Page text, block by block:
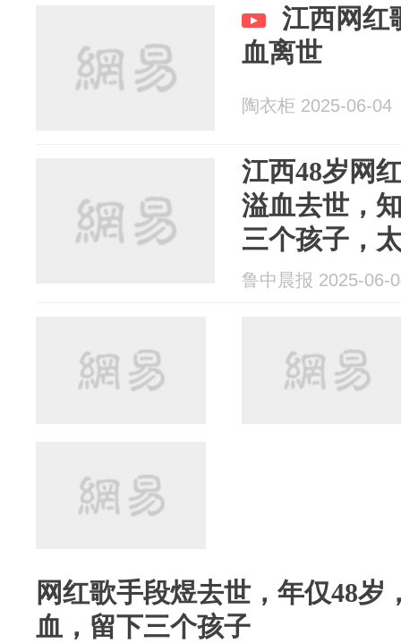
江西网红
血离世
陶衣柜 2025-06-04
江西48岁网
溢血去世，
三个孩子，
鲁中晨报 2025-06-
网红歌手段煜去世，年仅48岁
血，留下三个孩子